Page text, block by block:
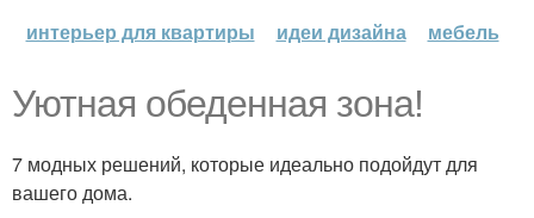
интерьер для квартиры
идеи дизайна мебель
Уютная обеденная зона!
7 модных решений, которые идеально подойдут для
вашего дома.